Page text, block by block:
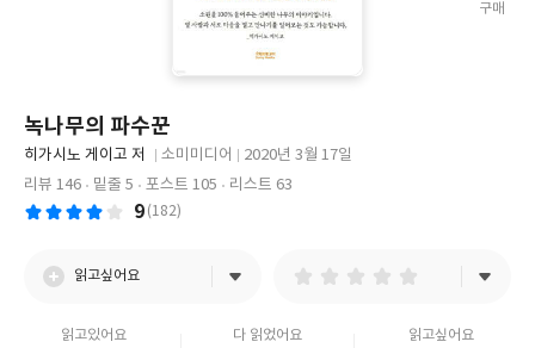
구매
녹나무의 파수꾼
글
쓴
히가시노 게이고 저
출
사
소미미디어
출
판
2020년 3월 17일
리뷰 146
밑줄 5 포스트 105 리스트 63
9 (182)
읽고싶어요
읽고있어요 다 읽었어요 읽고싶어요